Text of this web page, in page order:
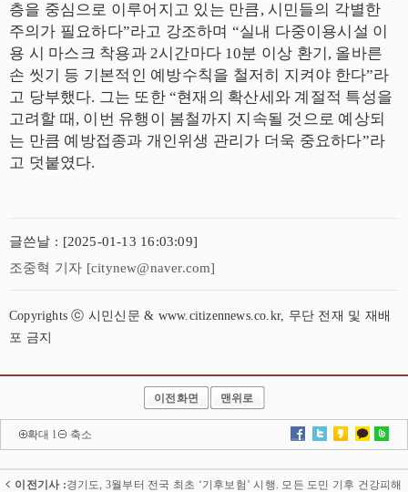
층을 중심으로 이루어지고 있는 만큼, 시민들의 각별한
주의가 필요하다”라고 강조하며 “실내 다중이용시설 이
용 시 마스크 착용과2시간마다 10분 이상 환기 , 올바른
손 씻기 등 기본적인 예방수칙을 철저히 지켜야 한다”라
고 당부했다. 그는 또한“현재의 확산세와 계절적 특성을
고려할 때 , 이번 유행이 봄철까지 지속될 것으로 예상되
는 만큼 예방접종과 개인위생 관리가 더욱 중요하다”라
고 덧붙였다.
글쓴날 : [2025-01-13 16:03:09]
조중혁 기자 [citynew@naver.com]
Copyrights ⓒ 시민신문 & www.citizennews.co.kr, 무단 전재 및 재배
포 금지
이전화면 맨위로
확대 l 축소
이전기사 :경기도, 3월부터 전국 최초 ‘기후보험’ 시행. 모든 도민 기후 건강피해